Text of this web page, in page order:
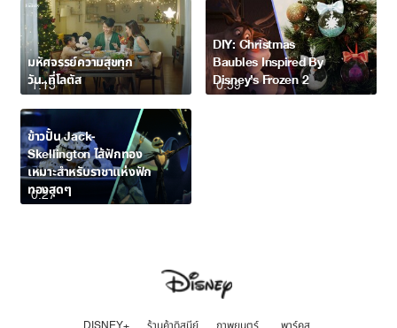
1:15
มหัศจรรย์ความสุขทุก
วัน..ที่โลตัส
0:59
DIY: Christmas
Baubles Inspired By
Disney’s Frozen 2
0:27
ข้าวปั้น Jack-
Skellington ไส้ฟักทอง
เหมาะสำหรับราชาแห่งฟัก
ทองสุดๆ